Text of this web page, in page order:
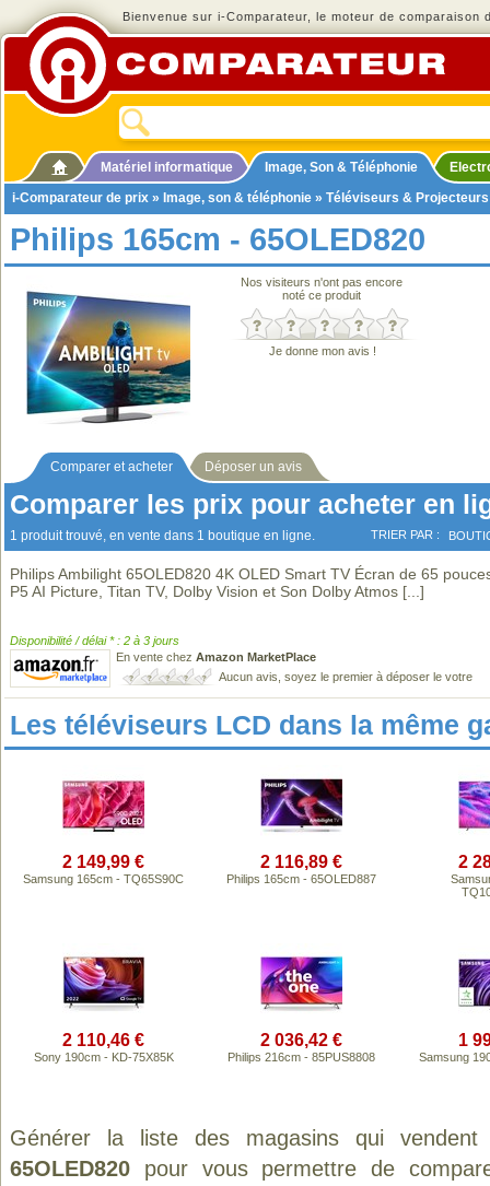
Bienvenue sur i-Comparateur, le moteur de comparaison
Matériel informatique Image, Son & Téléphonie
i-Comparateur de prix » Image, son & téléphonie » Téléviseurs & Projecteurs
Philips 165cm - 65OLED820
Nos visiteurs n'ont pas encore
noté ce produit
Je donne mon avis !
Comparer et acheter Déposer un avis
Comparer les prix pour acheter en
1 produit trouvé, en vente dans 1 boutique en ligne. TRIER PAR :
Philips Ambilight 65OLED820 4K OLED Smart TV Écran de 65
P5 AI Picture, Titan TV, Dolby Vision et Son Dolby Atmos [...]
Disponibilité / délai * : 2 à 3 jours
En vente chez Amazon MarketPlace
Aucun avis, soyez le premier à déposer le votre
Les téléviseurs LCD dans la même
2 149,99 €
Samsung 165cm - TQ65S90C
2 116,89 €
Philips 165cm - 65OLED887
2
2 110,46 €
Sony 190cm - KD-75X85K
2 036,42 €
Philips 216cm - 85PUS8808
1
Samsung
Générer la liste des magasins qui
65OLED820 pour vous permettre de